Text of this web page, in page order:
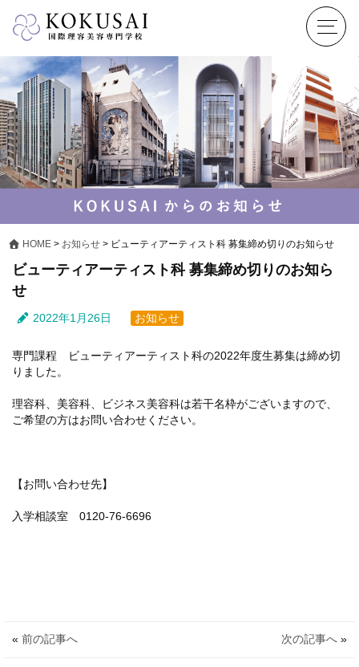
ス(卒業生の活躍)
HOME > お知らせ > ビューティアーティスト科 募集締め切りのお知らせ
ビューティアーティスト科 募集締め切りのお知ら
せ
2022年1月26日 お知らせ
専門課程 ビューティアーティスト科の2022年度生募集は締め切
りました。
理容科、美容科、ビジネス美容科は若干名枠がございますので、
ご希望の方はお問い合わせください。
【お問い合わせ先】
入学相談室 0120-76-6696
« 前の記事へ 次の記事へ »